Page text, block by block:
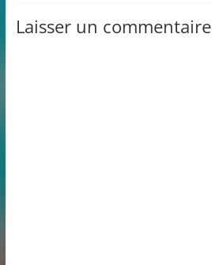
Laisser un commentaire